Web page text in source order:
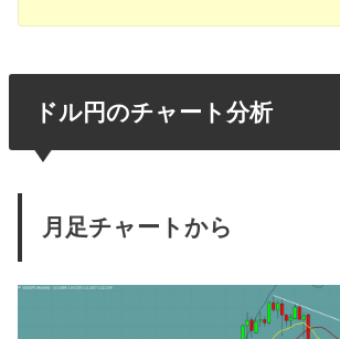
ドル円のチャート分析
月足チャートから